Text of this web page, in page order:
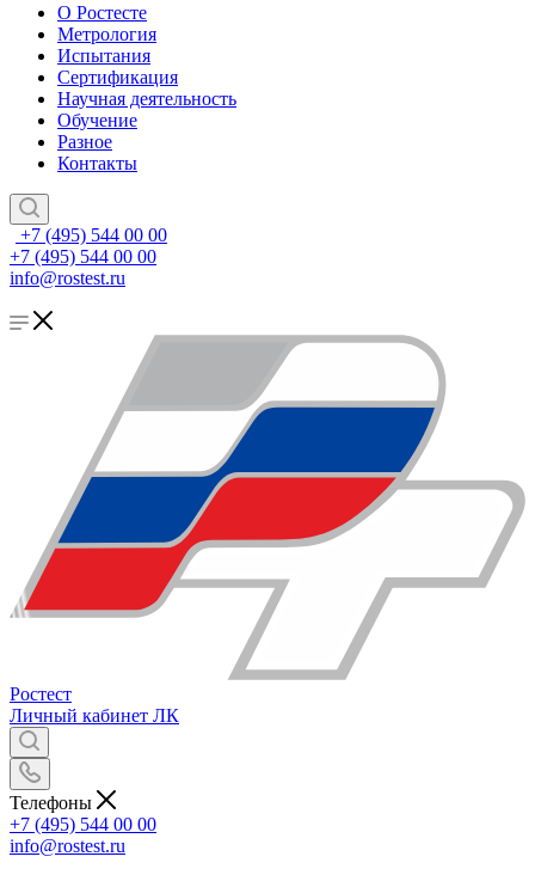
О Ростесте
Метрология
Испытания
Сертификация
Научная деятельность
Обучение
Разное
Контакты
+7 (495) 544 00 00
+7 (495) 544 00 00
info@rostest.ru
Ростест
Личный кабинет ЛК
Телефоны
+7 (495) 544 00 00
info@rostest.ru